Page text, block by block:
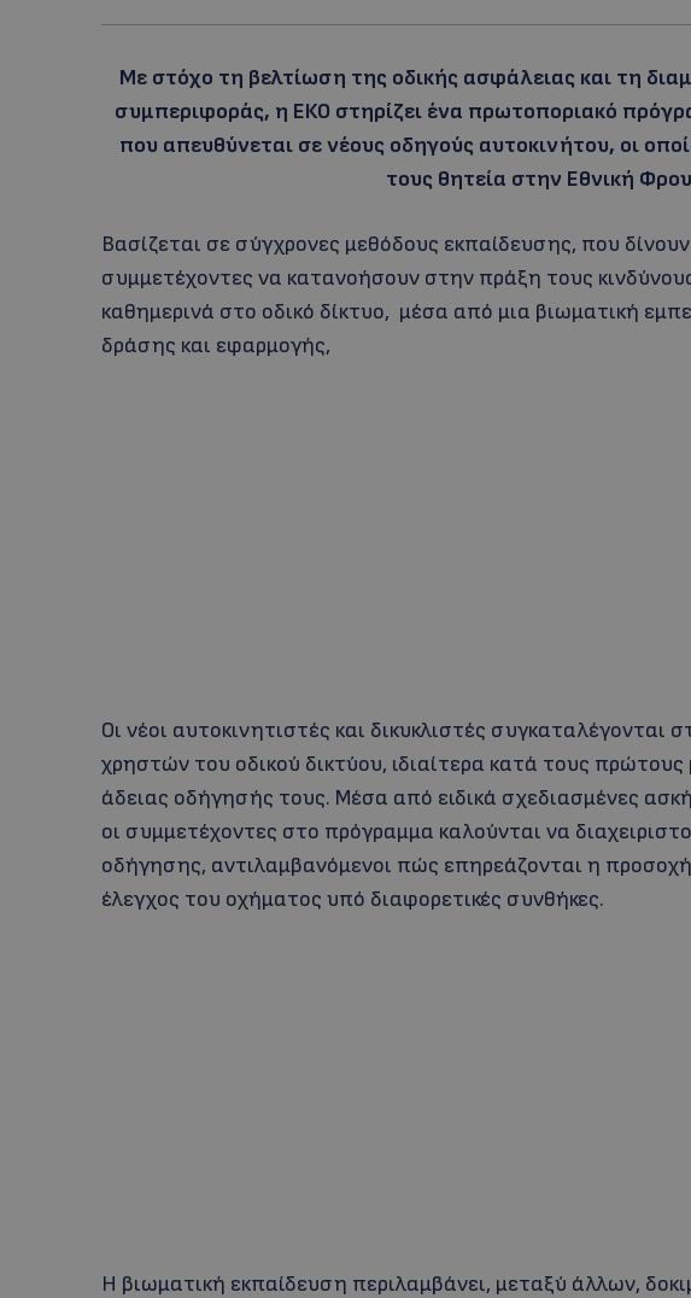
Με στόχο τη βελτίωση της οδικής ασφάλειας και τη
συμπεριφοράς, η ΕΚΟ στηρίζει ένα πρωτοποριακό
που απευθύνεται σε νέους οδηγούς αυτοκινήτου, οι
τους θητεία στην Εθνική
Bασίζεται σε σύγχρονες μεθόδους εκπαίδευσης, που
συμμετέχοντες να κατανοήσουν στην πράξη τους
καθημερινά στο οδικό δίκτυο, μέσα από μια βιωματική
δράσης και εφαρμογής,
Οι νέοι αυτοκινητιστές και δικυκλιστές συγκαταλέγονται
χρηστών του οδικού δικτύου, ιδιαίτερα κατά τους
άδειας οδήγησής τους. Μέσα από ειδικά σχεδιασμένες
οι συμμετέχοντες στο πρόγραμμα καλούνται να
οδήγησης, αντιλαμβανόμενοι πώς επηρεάζονται η
έλεγχος του οχήματος υπό διαφορετικές συνθήκες.
Η βιωματική εκπαίδευση περιλαμβάνει, μεταξύ άλλων,